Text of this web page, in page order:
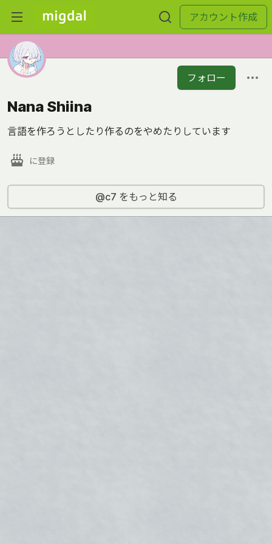
アカウント作成
フォロー
Nana Shiina
言語を作ろうとしたり作るのをやめたりしています
に登録
@c7 をもっと知る